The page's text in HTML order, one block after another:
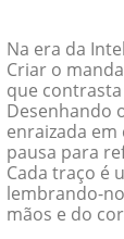
Na era da
Criar o
que
Desenhando
enraizada
pausa para
Cada traço é
lembrando-
mãos e do